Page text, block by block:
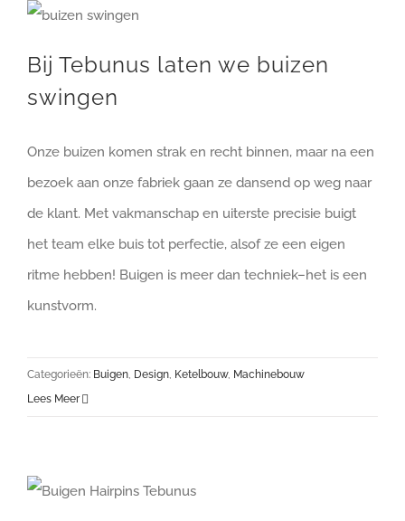
Bij Tebunus laten we buizen
swingen
Onze buizen komen strak en recht binnen, maar na een
bezoek aan onze fabriek gaan ze dansend op weg naar
de klant. Met vakmanschap en uiterste precisie buigt
het team elke buis tot perfectie, alsof ze een eigen
ritme hebben! Buigen is meer dan techniek–het is een
kunstvorm.
Categorieën: Buigen Design Ketelbouw, Machinebouw
Lees Meer